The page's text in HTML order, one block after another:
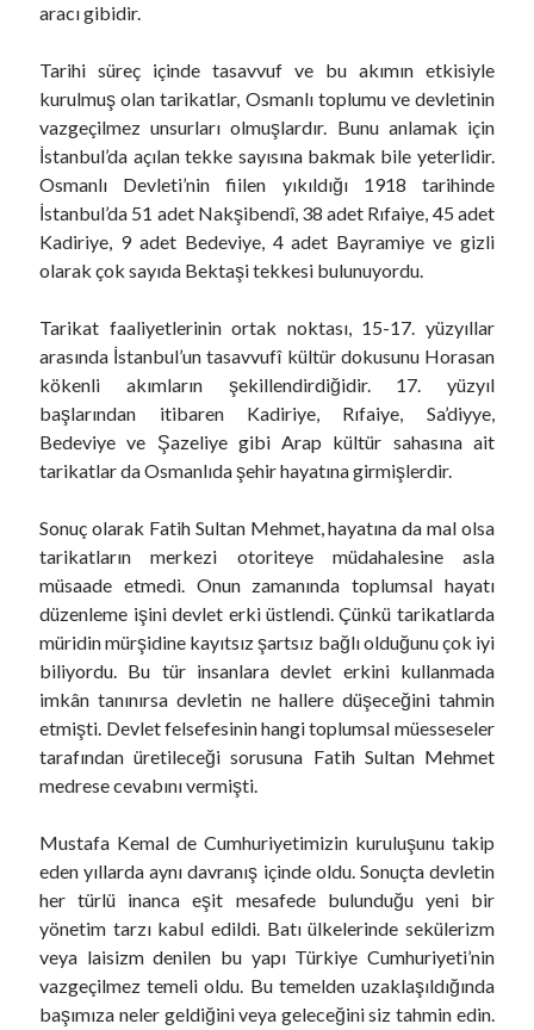
aracı gibidir.
Tarihi süreç içinde tasavvuf ve bu akımın etkisiyle
kurulmuş olan tarikatlar, Osmanlı toplumu ve devletinin
vazgeçilmez unsurları olmuşlardır. Bunu anlamak için
İstanbul’da açılan tekke sayısına bakmak bile yeterlidir.
Osmanlı Devleti’nin fiilen yıkıldığı 1918 tarihinde
İstanbul’da 51 adet Nakşibendî, 38 adet Rıfaiye, 45 adet
Kadiriye, 9 adet Bedeviye, 4 adet Bayramiye ve gizli
olarak çok sayıda Bektaşi tekkesi bulunuyordu.
Tarikat faaliyetlerinin ortak noktası, 15-17. yüzyıllar
arasında İstanbul’un tasavvufî kültür dokusunu Horasan
kökenli akımların şekillendirdiğidir. 17. yüzyıl
başlarından itibaren Kadiriye, Rıfaiye, Sa’diyye,
Bedeviye ve Şazeliye gibi Arap kültür sahasına ait
tarikatlar da Osmanlıda şehir hayatına girmişlerdir.
Sonuç olarak Fatih Sultan Mehmet, hayatına da mal olsa
tarikatların merkezi otoriteye müdahalesine asla
müsaade etmedi. Onun zamanında toplumsal hayatı
düzenleme işini devlet erki üstlendi. Çünkü tarikatlarda
müridin mürşidine kayıtsız şartsız bağlı olduğunu çok iyi
biliyordu. Bu tür insanlara devlet erkini kullanmada
imkân tanınırsa devletin ne hallere düşeceğini tahmin
etmişti. Devlet felsefesinin hangi toplumsal müesseseler
tarafından üretileceği sorusuna Fatih Sultan Mehmet
medrese cevabını vermişti.
Mustafa Kemal de Cumhuriyetimizin kuruluşunu takip
eden yıllarda aynı davranış içinde oldu. Sonuçta devletin
her türlü inanca eşit mesafede bulunduğu yeni bir
yönetim tarzı kabul edildi. Batı ülkelerinde sekülerizm
veya laisizm denilen bu yapı Türkiye Cumhuriyeti’nin
vazgeçilmez temeli oldu. Bu temelden uzaklaşıldığında
başımıza neler geldiğini veya geleceğini siz tahmin edin.